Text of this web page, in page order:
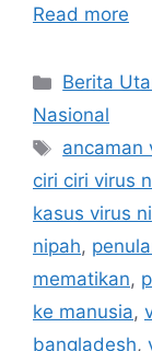
Read more
C
a
e
g
o
r
i
s
Berita
Nasional
T
a
s
ancaman
ciri ciri virus
kasus virus
nipah,
mematikan,
ke manusia,
bangladesh,